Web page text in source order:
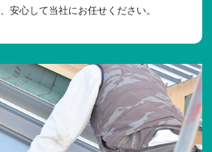
安心して当社にお任せください。